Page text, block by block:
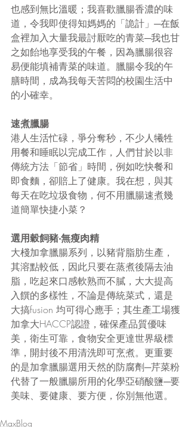
也感到無比溫暖；我喜歡臘腸香濃的味
道，令我即使得知媽媽的「詭計」─在飯
盒裡加入大量我最討厭吃的青菜─我也甘
之如飴地享受我的午餐，因為臘腸很容
易便能填補青菜的味道。臘腸令我的午
膳時間，成為我每天苦悶的校園生活中
的小確幸。
速煮臘腸
港人生活忙碌，爭分奪秒，不少人犧牲
用餐和睡眠以完成工作，人們甘於以非
傳統方法「節省」時間，例如吃快餐和
即食麵，卻賠上了健康。我在想，與其
每天在吃垃圾食物，何不用臘腸速煮幾
道簡單快捷小菜？
選用穀飼豬‧無瘦肉精
大棧加拿臘腸系列，以豬背脂肪生產，
其溶點較低，因此只要在蒸煮後隔去油
脂，吃起來口感軟熟而不膩，大大提高
入饌的多樣性，不論是傳統菜式，還是
大搞fusion 均可得心應手；其生產工場獲
加拿大HACCP認證，確保產品質優味
美，衛生可靠，食物安全更達世界級標
準，開封後不用清洗即可烹煮。更重要
的是加拿臘腸選用天然的防腐劑─芹菜粉
代替了一般臘腸所用的化學亞硝酸鹽─要
美味、要健康、要方便，你別無他選。
MaxBlog